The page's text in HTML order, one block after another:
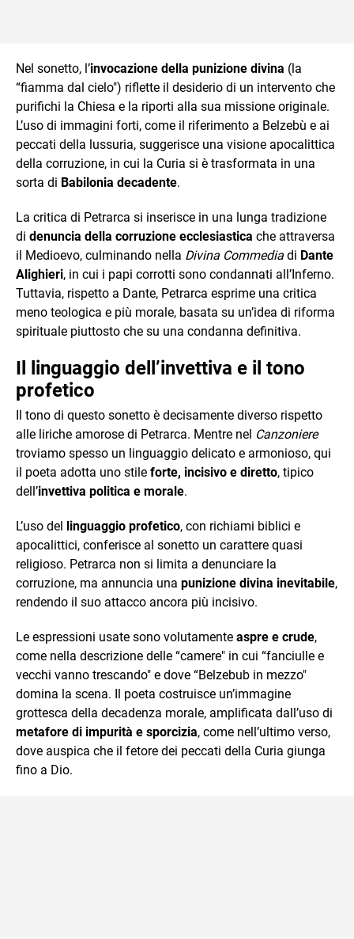
Nel sonetto, l’invocazione della punizione divina (la
“fiamma dal cielo") riflette il desiderio di un intervento che
purifichi la Chiesa e la riporti alla sua missione originale.
L’uso di immagini forti, come il riferimento a Belzebù e ai
peccati della lussuria, suggerisce una visione apocalittica
della corruzione, in cui la Curia si è trasformata in una
sorta di Babilonia decadente.
La critica di Petrarca si inserisce in una lunga tradizione
di denuncia della corruzione ecclesiastica che attraversa
il Medioevo, culminando nella Divina Commedia di Dante
Alighieri, in cui i papi corrotti sono condannati all’Inferno.
Tuttavia, rispetto a Dante, Petrarca esprime una critica
meno teologica e più morale, basata su un’idea di riforma
spirituale piuttosto che su una condanna definitiva.
Il linguaggio dell’invettiva e il tono
profetico
Il tono di questo sonetto è decisamente diverso rispetto
alle liriche amorose di Petrarca. Mentre nel Canzoniere
troviamo spesso un linguaggio delicato e armonioso, qui
il poeta adotta uno stile forte, incisivo e diretto, tipico
dell’invettiva politica e morale.
L’uso del linguaggio profetico, con richiami biblici e
apocalittici, conferisce al sonetto un carattere quasi
religioso. Petrarca non si limita a denunciare la
corruzione, ma annuncia una punizione divina inevitabile,
rendendo il suo attacco ancora più incisivo.
Le espressioni usate sono volutamente aspre e crude,
come nella descrizione delle “camere" in cui “fanciulle e
vecchi vanno trescando" e dove “Belzebub in mezzo"
domina la scena. Il poeta costruisce un’immagine
grottesca della decadenza morale, amplificata dall’uso di
metafore di impurità e sporcizia, come nell’ultimo verso,
dove auspica che il fetore dei peccati della Curia giunga
fino a Dio.